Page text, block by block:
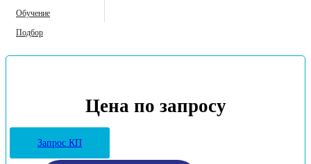
Обучение
Подбор
Цена по запросу
Запрос КП